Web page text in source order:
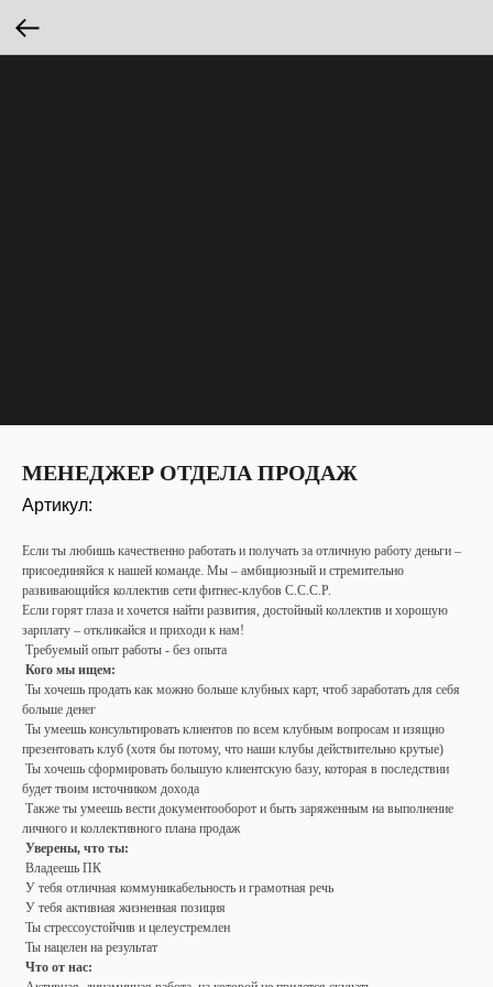
МЕНЕДЖЕР ОТДЕЛА ПРОДАЖ
Артикул:
Если ты любишь качественно работать и получать за отличную работу деньги –
присоединяйся к нашей команде. Мы – амбициозный и стремительно
развивающийся коллектив сети фитнес-клубов С.С.С.Р.
Если горят глаза и хочется найти развития, достойный коллектив и хорошую
зарплату – откликайся и приходи к нам!
Требуемый опыт работы - без опыта
Кого мы ищем:
Ты хочешь продать как можно больше клубных карт, чтоб заработать для себя
больше денег
Ты умеешь консультировать клиентов по всем клубным вопросам и изящно
презентовать клуб (хотя бы потому, что наши клубы действительно крутые)
Ты хочешь сформировать большую клиентскую базу, которая в последствии
будет твоим источником дохода
Также ты умеешь вести документооборот и быть заряженным на выполнение
личного и коллективного плана продаж
Уверены, что ты:
Владеешь ПК
У тебя отличная коммуникабельность и грамотная речь
У тебя активная жизненная позиция
Ты стрессоустойчив и целеустремлен
Ты нацелен на результат
Что от нас: